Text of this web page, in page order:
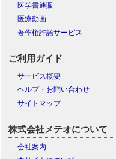
医学書通販
医療動画
著作権許諾サービス
ご利用ガイド
サービス概要
ヘルプ・お問い合わせ
サイトマップ
株式会社メテオについて
会社案内